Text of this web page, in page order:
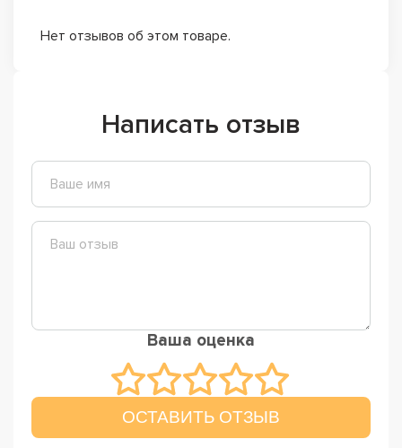
Нет отзывов об этом товаре.
Написать отзыв
Ваша оценка
ОСТАВИТЬ ОТЗЫВ